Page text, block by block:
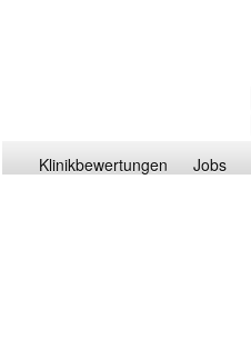
Klinikbewertungen Jobs